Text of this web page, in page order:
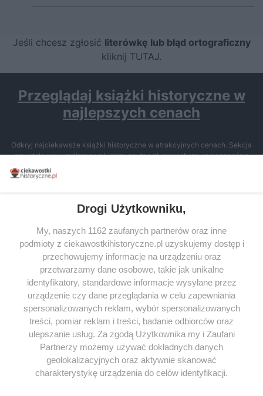
Jeśli chcesz zgłosić literówkę lub błąd ortograficzny
kliknij TUTAJ.
Przeglądaj książki historyczne w
najlepszych cenach
Odkryj najciekawsze książki historyczne w atrakcyjnych cenach. Sekcja
powstała we współpracy z Lubimyczytac.pl, największą społecznością
miłośników literatury w Polsce – dzięki temu możesz wybierać spośród
tytułów najwyżej ocenianych przez czytelników.
SERWIS
SPOŁECZNOŚĆ
WSPÓŁPRACA
KONTAKT
ODWIEDŹ RÓWNIEŻ:
Drogi Użytkowniku,
My, naszych 1162 zaufanych partnerów oraz inne
podmioty z ciekawostkihistoryczne.pl uzyskujemy dostęp i
przechowujemy informacje na urządzeniu oraz
przetwarzamy dane osobowe, takie jak unikalne
identyfikatory, standardowe informacje wysyłane przez
urządzenie czy dane przeglądania w celu zapewniania
spersonalizowanych reklam, wybór spersonalizowanych
treści, pomiar reklam i treści, badanie odbiorców oraz
ulepszanie usług. Za zgodą Użytkownika my i Zaufani
Partnerzy możemy używać dokładnych danych
geolokalizacyjnych oraz aktywnie skanować
charakterystykę urządzenia do celów identyfikacji.